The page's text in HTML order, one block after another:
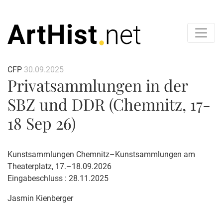
CFP 30.09.2025
Privatsammlungen in der
SBZ und DDR (Chemnitz, 17-
18 Sep 26)
Kunstsammlungen Chemnitz–Kunstsammlungen am
Theaterplatz, 17.–18.09.2026
Eingabeschluss : 28.11.2025
Jasmin Kienberger